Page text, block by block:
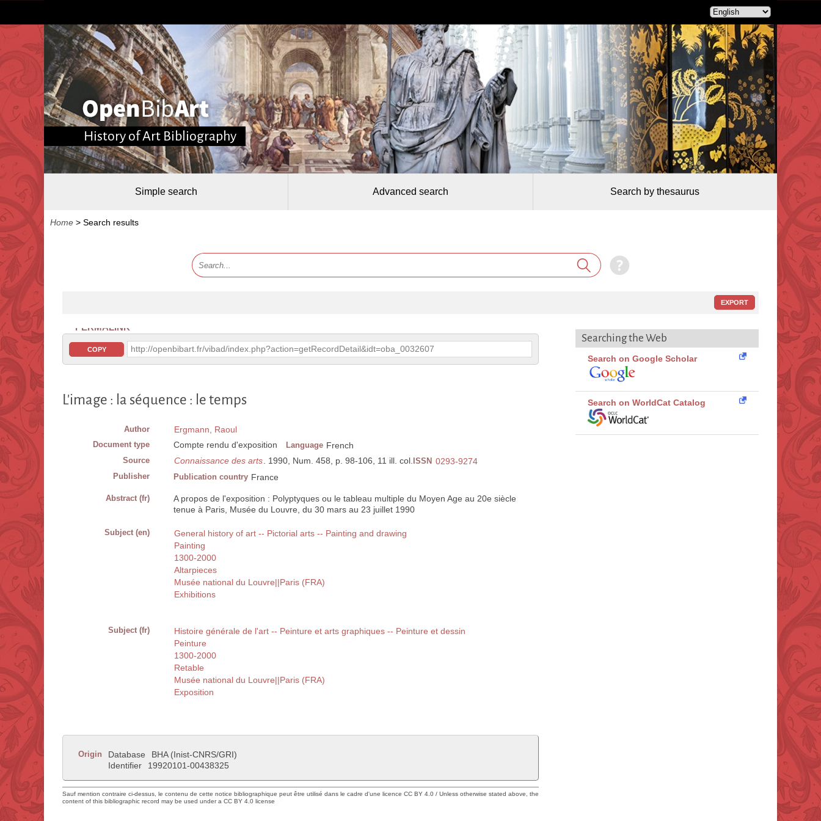
History of Art Bibliography
Simple search Advanced search Search by thesaurus
Home > Search results
EXPORT
PERMALINK
COPY http://openbibart.fr/vibad/index.php?action=getRecordDetail&idt=oba_0032607
L'image : la séquence : le temps
Author Ergmann, Raoul
Document type Compte rendu d'exposition Language French
Source Connaissance des arts . 1990, Num. 458, p. 98-106, 11 ill. col. ISSN 0293-9274
Publisher Publication country France
Abstract (fr)
A propos de l'exposition : Polyptyques ou le tableau multiple du Moyen Age au 20e siècle
tenue à Paris, Musée du Louvre, du 30 mars au 23 juillet 1990
Subject (en)
General history of art -- Pictorial arts -- Painting and drawing
Painting
1300-2000
Altarpieces
Musée national du Louvre||Paris (FRA)
Exhibitions
Subject (fr)
Histoire générale de l'art -- Peinture et arts graphiques -- Peinture et dessin
Peinture
1300-2000
Retable
Musée national du Louvre||Paris (FRA)
Exposition
Origin Database
BHA (Inist-CNRS/GRI)
Identifier
19920101-00438325
Sauf mention contraire ci-dessus, le contenu de cette notice bibliographique peut être utilisé dans le cadre d'une licence CC BY 4.0 / Unless otherwise stated above, the
content of this bibliographic record may be used under a CC BY 4.0 license
Searching the Web
Search on Google Scholar
Search on WorldCat Catalog